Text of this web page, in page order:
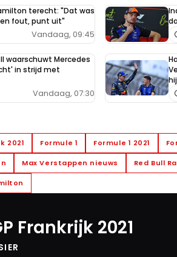
terecht: "Dat was
fout, punt uit"
Vandaag, 09:45
waarschuwt Mercedes
in strijd met
Vandaag, 07:30
2021 Formule 1 Formule 1 2021
Max Verstappen nieuws Red Bull
Frankrijk 2021